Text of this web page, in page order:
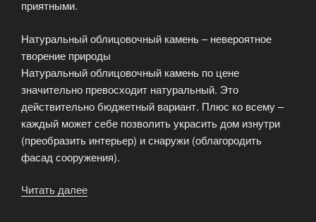
приятными.
Натуральный облицовочный камень – невероятное
творение природы
Натуральный облицовочный камень по цене
значительно превосходит натуральный. Это
действительно бюджетный вариант. Плюс ко всему –
каждый может себе позволить украсить дом изнутри
(преобразить интерьер) и снаружи (облагородить
фасад сооружения).
Читать далее